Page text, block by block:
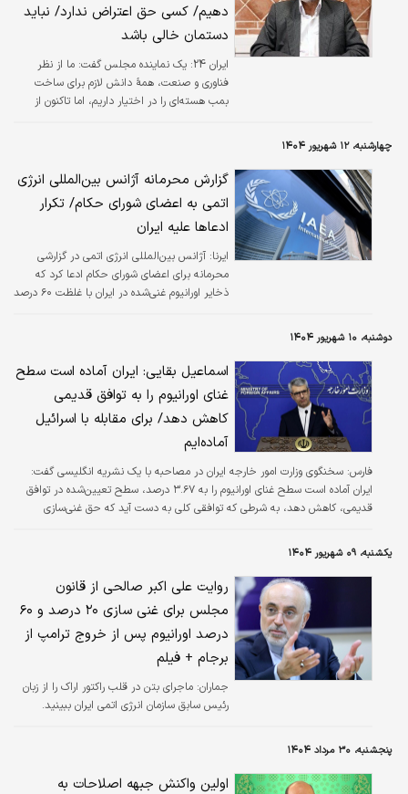
دهیم/ کسی حق اعتراض ندارد/ نباید
دستمان خالی باشد
ایران 24:
یک نماینده مجلس گفت: ما از نظر
فناوری و صنعت، همهٔ دانش لازم برای ساخت
بمب هسته‌ای را در اختیار داریم، اما تاکنون از
چهارشنبه، ۱۲ شهریور ۱۴۰۴
گزارش محرمانه آژانس بین‌المللی انرژی
اتمی به اعضای شورای حکام/ تکرار
ادعاها علیه ایران
ایرنا: آژانس بین‌المللی انرژی اتمی در گزارشی
محرمانه برای اعضای شورای حکام ادعا کرد که
ذخایر اورانیوم غنی‌شده در ایران با غلظت ۶۰ درصد
دوشنبه، ۱۰ شهریور ۱۴۰۴
اسماعیل بقایی: ایران آماده است سطح
غنای اورانیوم را به توافق قدیمی
کاهش دهد/ برای مقابله با اسرائیل
آماده‌ایم
فارس: سخنگوی وزارت امور خارجه ایران در مصاحبه با یک نشریه انگلیسی گفت:
ایران آماده است سطح غنای اورانیوم را به ۳.۶۷ درصد، سطح تعیین‌شده در توافق
قدیمی، کاهش دهد، به شرطی که توافقی کلی به دست آید که حق غنی‌سازی
یکشنبه، ۰۹ شهریور ۱۴۰۴
روایت علی اکبر صالحی از قانون
مجلس برای غنی سازی ۲۰ درصد و ۶۰
درصد اورانیوم پس از خروج ترامپ از
برجام + فیلم
جماران: ماجرای بتن در قلب راکتور اراک را از زبان
رئیس سابق سازمان انرژی اتمی ایران ببینید.
پنجشنبه، ۳۰ مرداد ۱۴۰۴
اولین واکنش جبهه اصلاحات به